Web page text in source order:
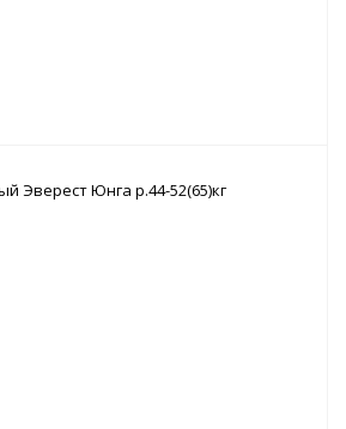
Эверест Юнга р.44-52(65)кг